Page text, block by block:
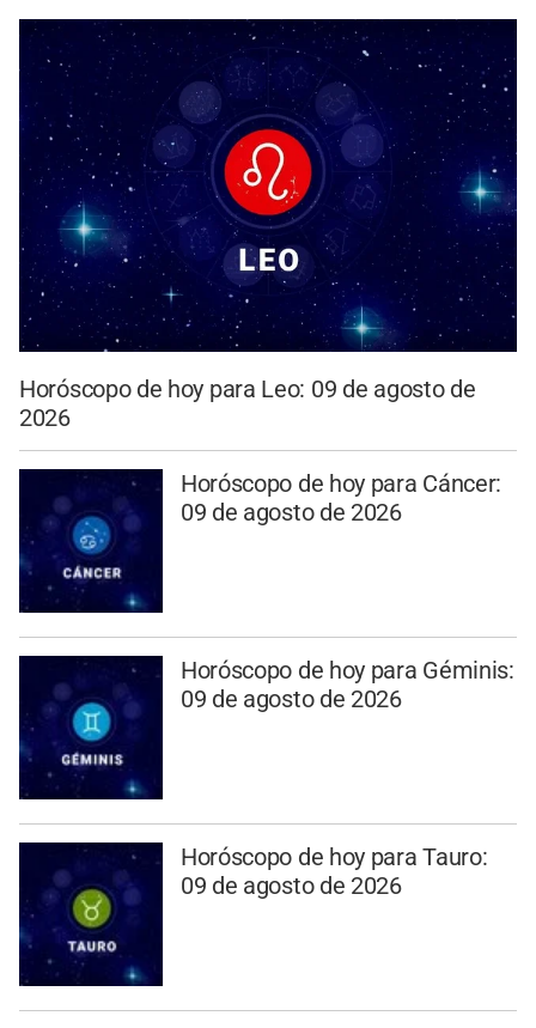
Horóscopo de hoy para Leo: 09 de agosto de
2026
Horóscopo de hoy para Cáncer:
09 de agosto de 2026
Horóscopo de hoy para Géminis:
09 de agosto de 2026
Horóscopo de hoy para Tauro:
09 de agosto de 2026